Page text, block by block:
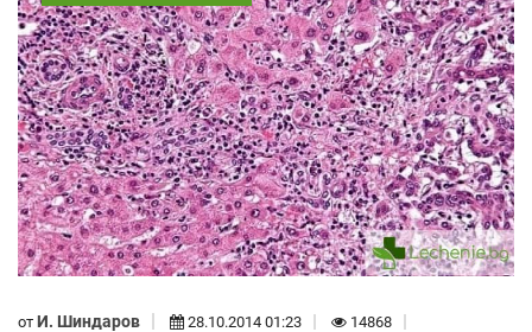
от И. Шиндаров 28.10.2014 01:23 14868